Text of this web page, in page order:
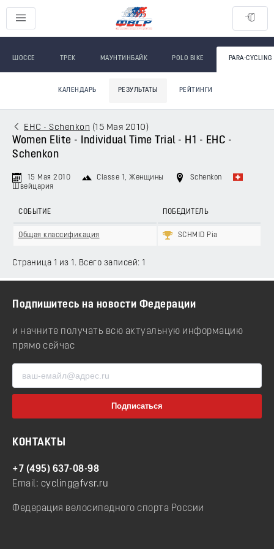
ШОССЕ ТРЕК МАУНТИНБАЙК POLO BIKE PARA-CYCLING
КАЛЕНДАРЬ РЕЗУЛЬТАТЫ РЕЙТИНГИ
EHC - Schenkon (15 Мая 2010 )
Women Elite - Individual Time Trial - H1 - EHC -
Schenkon
15 Мая 2010 Classe 1 , Женщины
Schenkon
Швейцария
СОБЫТИЕ ПОБЕДИТЕЛЬ
Общая классификация SCHMID Pia
Страница 1 из 1. Всего записей: 1
Подпишитесь на новости Федерации
и начните получать всю актуальную информацию
прямо сейчас
КОНТАКТЫ
+7 (495) 637-08-98
Email: cycling@fvsr.ru
Федерация велосипедного спорта России